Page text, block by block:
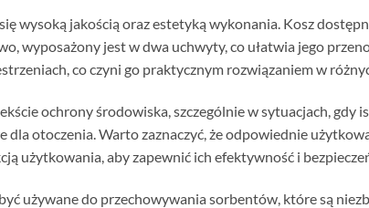
wysoką jakością oraz estetyką wykonania. Kosz
wyposażony jest w dwa uchwyty, co ułatwia jego
co czyni go praktycznym rozwiązaniem w
ochrony środowiska, szczególnie w sytuacjach, gdy
dla otoczenia. Warto zaznaczyć, że odpowiednie
użytkowania, aby zapewnić ich efektywność i
używane do przechowywania sorbentów, które są